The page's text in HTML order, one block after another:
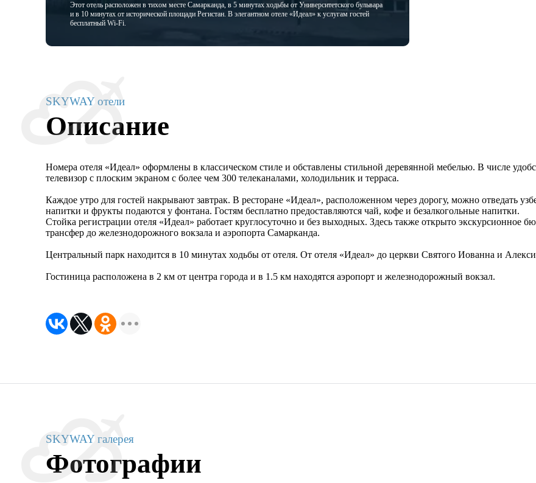
Этот отель расположен в тихом месте Самарканда, в 5 минутах ходьбы от Университетского бульвара
и в 10 минутах от исторической площади Регистан. В элегантном отеле «Идеал» к услугам гостей
бесплатный Wi-Fi.
SKYWAY отели
Описание
Номера отеля «Идеал» оформлены в классическом стиле и обставлены стильной деревянной мебелью. В числе
телевизор с плоским экраном с более чем 300 телеканалами, холодильник и терраса.
Каждое утро для гостей накрывают завтрак. В ресторане «Идеал», расположенном через дорогу, можно отведать
напитки и фрукты подаются у фонтана. Гостям бесплатно предоставляются чай, кофе и безалкогольные напитки.
Стойка регистрации отеля «Идеал» работает круглосуточно и без выходных. Здесь также открыто экскурсионное
трансфер до железнодорожного вокзала и аэропорта Самарканда.
Центральный парк находится в 10 минутах ходьбы от отеля. От отеля «Идеал» до церкви Святого Иованна и
Гостиница расположена в 2 км от центра города и в 1.5 км находятся аэропорт и железнодорожный вокзал.
SKYWAY галерея
Фотографии